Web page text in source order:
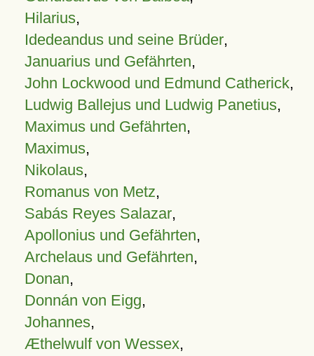
Hilarius,
Idedeandus und seine Brüder,
Januarius und Gefährten,
John Lockwood und Edmund Catherick,
Ludwig Ballejus und Ludwig Panetius,
Maximus und Gefährten,
Maximus,
Nikolaus,
Romanus von Metz,
Sabás Reyes Salazar,
Apollonius und Gefährten,
Archelaus und Gefährten,
Donan,
Donnán von Eigg,
Johannes,
Æthelwulf von Wessex,